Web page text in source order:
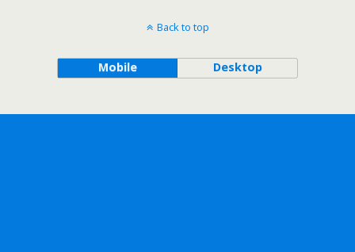
Back to top
Mobile Desktop